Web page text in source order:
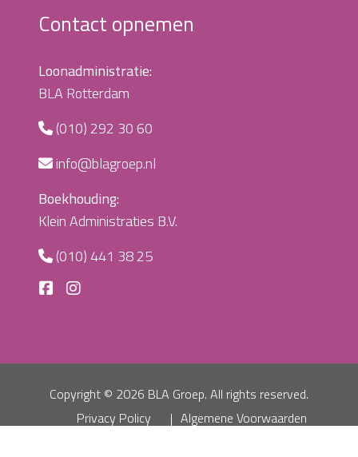
Contact opnemen
Loonadministratie:
BLA Rotterdam
(010) 292 30 60
info@blagroep.nl
Boekhouding:
Klein Administraties B.V.
(010) 441 38 25
Copyright © 2026 BLA Groep. All rights reserved.
Privacy Policy
Algemene Voorwaarden